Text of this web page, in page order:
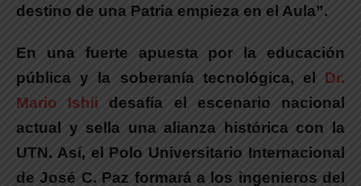
destino de una Patria empieza en el Aula”.
En una fuerte apuesta por la educación
pública y la soberanía tecnológica, el Dr.
Mario Ishii desafía el escenario nacional
actual y sella una alianza histórica con la
UTN. Así, el Polo Universitario Internacional
de José C. Paz formará a los ingenieros del